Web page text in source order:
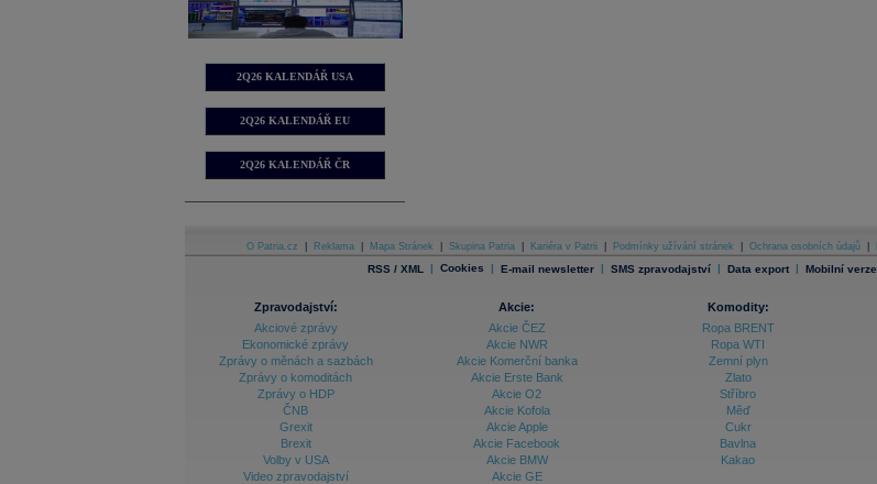
2Q26 KALENDÁŘ USA
2Q26 KALENDÁŘ EU
2Q26 KALENDÁŘ ČR
O Patria.cz Reklama Mapa Stránek Skupina Patria Kariéra v Patrii Podmínky užívání stránek Ochrana osobních údajů
RSS / XML | Cookies | E-mail newsletter | SMS zpravodajství | Data export | Mobilní verze
Zpravodajství:
Akciové zprávy
Ekonomické zprávy
Zprávy o měnách a sazbách
Zprávy o komoditách
Zprávy o HDP
ČNB
Grexit
Brexit
Volby v USA
Video zpravodajství
Akcie:
Akcie ČEZ
Akcie NWR
Akcie Komerční banka
Akcie Erste Bank
Akcie O2
Akcie Kofola
Akcie Apple
Akcie Facebook
Akcie BMW
Akcie GE
Komodity:
Ropa BRENT
Ropa WTI
Zemní plyn
Zlato
Stříbro
Měď
Cukr
Bavlna
Kakao